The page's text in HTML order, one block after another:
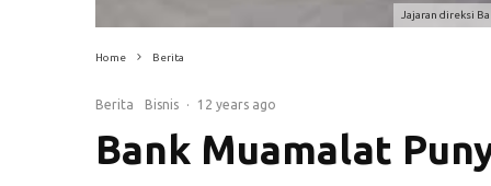
Jajaran direksi
Home Berita
Berita Bisnis · 12 years ago
Bank Muamalat